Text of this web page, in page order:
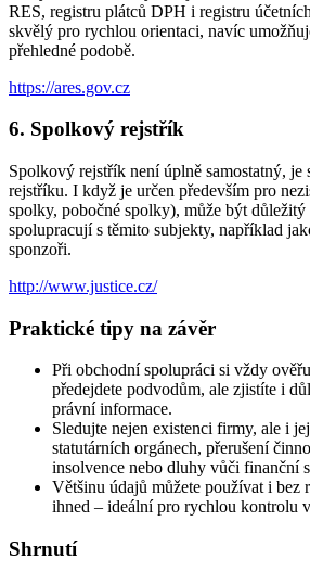
RES, registru plátců DPH i registru
skvělý pro rychlou orientaci, navíc
přehledné podobě.
https://ares.gov.cz
6. Spolkový rejstřík
Spolkový rejstřík není úplně samostatný, je
rejstříku. I když je určen především pro
spolky, pobočné spolky), může být
spolupracují s těmito subjekty, například
sponzoři.
http://www.justice.cz/
Praktické tipy na závěr
Při obchodní spolupráci si vždy
předejdete podvodům, ale zjistíte i
právní informace.
Sledujte nejen existenci firmy, ale i
statutárních orgánech, přerušení
insolvence nebo dluhy vůči finanční
Většinu údajů můžete používat i bez
ihned – ideální pro rychlou kontrolu
Shrnutí